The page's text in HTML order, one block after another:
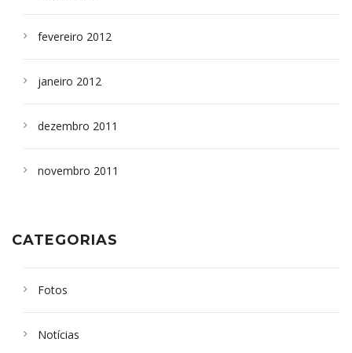
fevereiro 2012
janeiro 2012
dezembro 2011
novembro 2011
CATEGORIAS
Fotos
Notícias